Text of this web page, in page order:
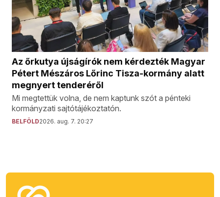
Az őrkutya újságírók nem kérdezték Magyar
Pétert Mészáros Lőrinc Tisza-kormány alatt
megnyert tenderéről
Mi megtettük volna, de nem kaptunk szót a pénteki
kormányzati sajtótájékoztatón.
BELFÖLD2026. aug. 7. 20:27